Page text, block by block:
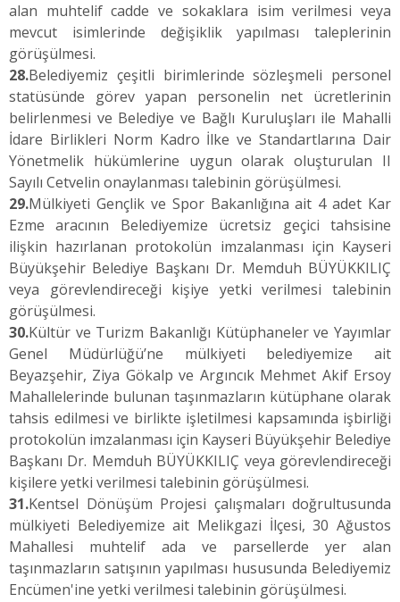
alan muhtelif cadde ve sokaklara isim verilmesi veya
mevcut isimlerinde değişiklik yapılması taleplerinin
görüşülmesi.
28.Belediyemiz çeşitli birimlerinde sözleşmeli personel
statüsünde görev yapan personelin net ücretlerinin
belirlenmesi ve Belediye ve Bağlı Kuruluşları ile Mahalli
İdare Birlikleri Norm Kadro İlke ve Standartlarına Dair
Yönetmelik hükümlerine uygun olarak oluşturulan II
Sayılı Cetvelin onaylanması talebinin görüşülmesi.
29.Mülkiyeti Gençlik ve Spor Bakanlığına ait 4 adet Kar
Ezme aracının Belediyemize ücretsiz geçici tahsisine
ilişkin hazırlanan protokolün imzalanması için Kayseri
Büyükşehir Belediye Başkanı Dr. Memduh BÜYÜKKILIÇ
veya görevlendireceği kişiye yetki verilmesi talebinin
görüşülmesi.
30.Kültür ve Turizm Bakanlığı Kütüphaneler ve Yayımlar
Genel Müdürlüğü’ne mülkiyeti belediyemize ait
Beyazşehir, Ziya Gökalp ve Argıncık Mehmet Akif Ersoy
Mahallelerinde bulunan taşınmazların kütüphane olarak
tahsis edilmesi ve birlikte işletilmesi kapsamında işbirliği
protokolün imzalanması için Kayseri Büyükşehir Belediye
Başkanı Dr. Memduh BÜYÜKKILIÇ veya görevlendireceği
kişilere yetki verilmesi talebinin görüşülmesi.
31.Kentsel Dönüşüm Projesi çalışmaları doğrultusunda
mülkiyeti Belediyemize ait Melikgazi İlçesi, 30 Ağustos
Mahallesi muhtelif ada ve parsellerde yer alan
taşınmazların satışının yapılması hususunda Belediyemiz
Encümen'ine yetki verilmesi talebinin görüşülmesi.